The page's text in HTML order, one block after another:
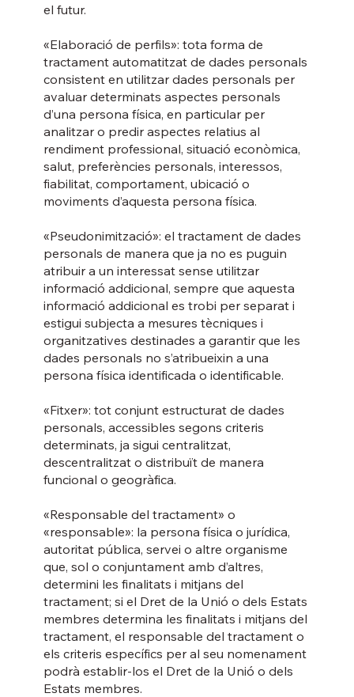
el futur.
«Elaboració de perfils»: tota forma de
tractament automatitzat de dades personals
consistent en utilitzar dades personals per
avaluar determinats aspectes personals
d’una persona física, en particular per
analitzar o predir aspectes relatius al
rendiment professional, situació econòmica,
salut, preferències personals, interessos,
fiabilitat, comportament, ubicació o
moviments d’aquesta persona física.
«Pseudonimització»: el tractament de dades
personals de manera que ja no es puguin
atribuir a un interessat sense utilitzar
informació addicional, sempre que aquesta
informació addicional es trobi per separat i
estigui subjecta a mesures tècniques i
organitzatives destinades a garantir que les
dades personals no s’atribueixin a una
persona física identificada o identificable.
«Fitxer»: tot conjunt estructurat de dades
personals, accessibles segons criteris
determinats, ja sigui centralitzat,
descentralitzat o distribuït de manera
funcional o geogràfica.
«Responsable del tractament» o
«responsable»: la persona física o jurídica,
autoritat pública, servei o altre organisme
que, sol o conjuntament amb d’altres,
determini les finalitats i mitjans del
tractament; si el Dret de la Unió o dels Estats
membres determina les finalitats i mitjans del
tractament, el responsable del tractament o
els criteris específics per al seu nomenament
podrà establir-los el Dret de la Unió o dels
Estats membres.